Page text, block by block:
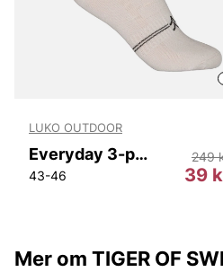
LUKO OUTDOOR
Everyday 3-pack
43-46 39
249
Mer om TIGER OF